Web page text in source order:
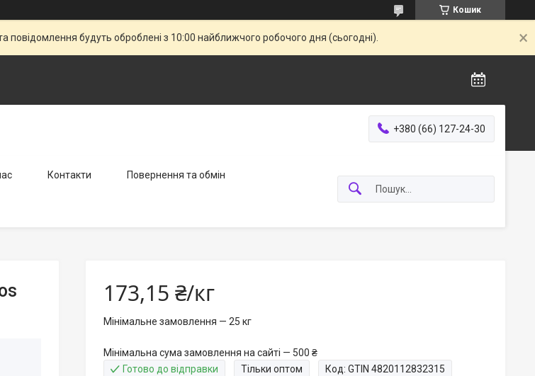
Кошик
повідомлення будуть оброблені з 10:00 найближчого робочого дня (сьогодні).
+380 (66) 127-24-30
Контакти Повернення та обмін
173,15 ₴/кг
Мінімальне замовлення — 25 кг
Мінімальна сума замовлення на сайті — 500 ₴
Готово до відправки
Тільки оптом Код: GTIN 4820112832315